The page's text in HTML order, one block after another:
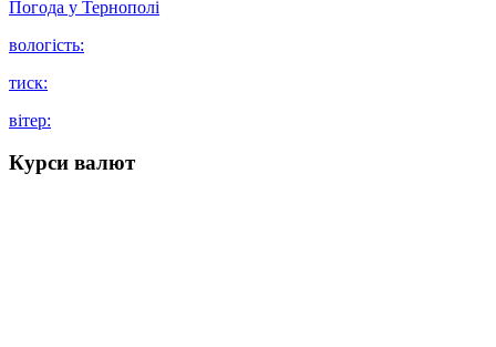
Погода у Тернополі
вологість:
тиск:
вітер:
Курси валют